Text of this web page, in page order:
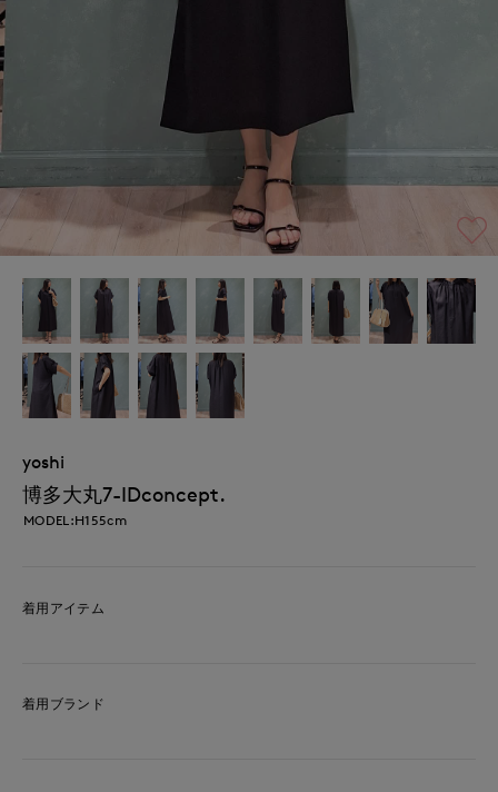
yoshi
博多大丸7-IDconcept.
MODEL:H155cm
着用アイテム
着用ブランド